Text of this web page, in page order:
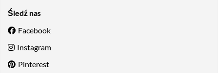
Śledź nas
Facebook
Instagram
Pinterest